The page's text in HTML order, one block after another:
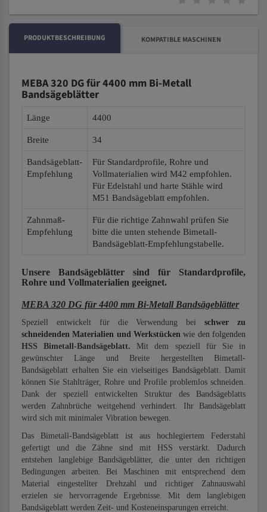
PRODUKTBESCHREIBUNG KOMPATIBLE MASCHINEN
MEBA 320 DG für 4400 mm Bi-Metall
Bandsägeblätter
Länge 4400
Breite 34
Bandsägeblatt-
Empfehlung
Für Standardprofile, Rohre und
Vollmaterialien wird M42 empfohlen.
Für Edelstahl und harte Stähle wird
M51 Bandsägeblatt empfohlen.
Zahnmaß-
Empfehlung
Für die richtige Zahnwahl prüfen Sie
bitte die unten stehende Bimetall-
Bandsägeblatt-Empfehlungstabelle.
Unsere Bandsägeblätter sind für Standardprofile,
Rohre und Vollmaterialien geeignet.
MEBA 320 DG für 4400 mm Bi-Metall Bandsägeblätter
Speziell entwickelt für die Verwendung beischwer zu
schneidenden Materialien und Werkstücken wie den folgenden
HSS Bimetall-Bandsägeblatt. Mit dem speziell für Sie in
gewünschter Länge und Breite hergestellten Bimetall-
Bandsägeblatt erhalten Sie ein vielseitiges Bandsägeblatt. Damit
können Sie Stahlträger, Rohre und Profile problemlos schneiden.
Dank der speziell entwickelten Struktur des Bandsägeblatts
werden Zahnbrüche weitgehend verhindert. Ihr Bandsägeblatt
wird sich mit minimaler Vibration bewegen.
Das Bimetall-Bandsägeblatt ist aus hochlegiertem Federstahl
gefertigt und die Zähne sind mit HSS verstärkt. Dadurch
entstehen langlebige Bandsägeblätter, die unter den richtigen
Bedingungen arbeiten. Bei Maschinen mit entsprechend dem
Material eingestellter Drehzahl und richtiger Zahnauswahl
erzielen sie hervorragende Ergebnisse. Mit dem langlebigen
Bandsägeblatt werden Zeit- und Kosteneinsparungen erreicht.